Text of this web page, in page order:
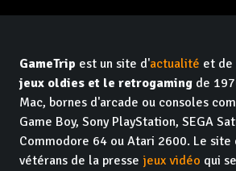
GameTrip est un site d'actualité et de
jeux oldies et le retrogaming de
Mac, bornes d'arcade ou consoles
Game Boy, Sony PlayStation, SEGA
Commodore 64 ou Atari 2600. Le site
vétérans de la presse jeux vidéo qui